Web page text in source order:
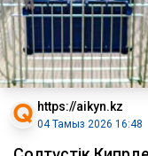
https://aikyn.kz
04 Тамыз 2026 16:48